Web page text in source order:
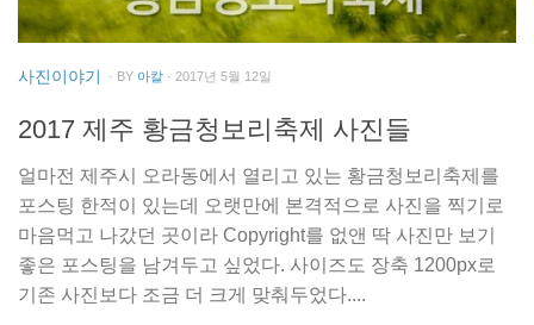
사진이야기 · BY 아칼 · 2017년 5월 12일
2017 제주 황금청보리축제 사진들
얼마전 제주시 오라동에서 열리고 있는 황금청보리축제를
포스팅 한적이 있는데 오랫만에 본격적으로 사진을 찍기로
마음먹고 나갔던 곳이라 Copyright를 없앤 딱 사진만 보기
좋은 포스팅을 남겨두고 싶었다. 사이즈도 장축 1200px로
기존 사진보다 조금 더 크게 맞춰두었다....